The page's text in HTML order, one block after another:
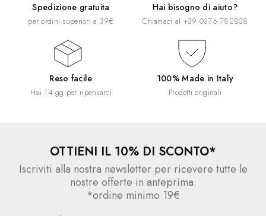
Spedizione gratuita
per ordini superiori a 39€
Hai bisogno di aiuto?
Chiamaci al +39 0376 782838
Reso facile
Hai 14 gg per ripensarci
100% Made in Italy
Prodotti originali
OTTIENI IL 10% DI SCONTO*
Iscriviti alla nostra newsletter per ricevere tutte le
nostre offerte in anteprima.
*ordine minimo 19€